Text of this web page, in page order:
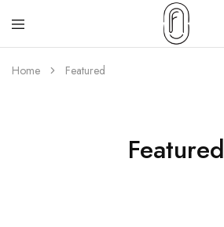
Home Featured
Featured